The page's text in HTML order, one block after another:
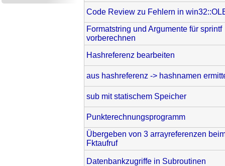
Code Review zu Fehlern in
Formatstring und Argumente für sprintf
vorberechnen
Hashreferenz bearbeiten
aus hashreferenz -> hashnamen
sub mit statischem Speicher
Punkterechnungsprogramm
Übergeben von 3 arrayreferenzen
Fktaufruf
Datenbankzugriffe in Subroutinen